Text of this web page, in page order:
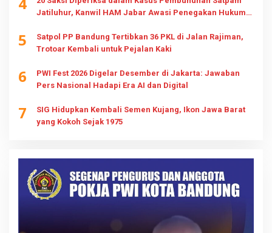
Jatiluhur, Kanwil HAM Jabar Awasi Penegakan Hukum
5
Satpol PP Bandung Tertibkan 36 PKL di Jalan Rajiman,
Trotoar Kembali untuk Pejalan Kaki
6
PWI Fest 2026 Digelar Desember di Jakarta: Jawaban
Pers Nasional Hadapi Era AI dan Digital
7
SIG Hidupkan Kembali Semen Kujang, Ikon Jawa Barat
yang Kokoh Sejak 1975